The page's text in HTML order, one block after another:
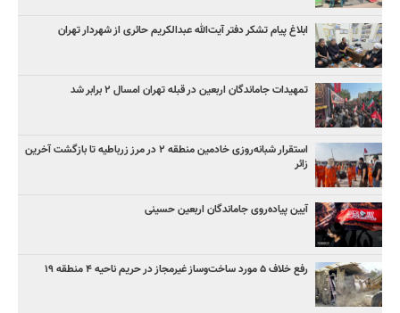
ابلاغ پیام تشکر دفتر آیت‌الله عبدالکریم حائری از شهردار تهران
تمهیدات جاماندگان اربعین در قبله تهران امسال ۲ برابر شد
استقرار شبانه‌روزی خادمین منطقه ۲ در مرز زرباطیه تا بازگشت آخرین
زائر
آیین پیاده‌روی جاماندگان اربعین حسینی
رفع خلاف ۵ مورد ساخت‌وساز غیرمجاز در حریم ناحیه ۴ منطقه ۱۹